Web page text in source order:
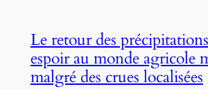
Le retour des
espoir au monde agricole
malgré des crues localisées